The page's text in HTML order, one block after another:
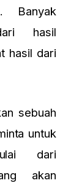
Banyak
hasil
hasil dari
sebuah
untuk
dari
akan